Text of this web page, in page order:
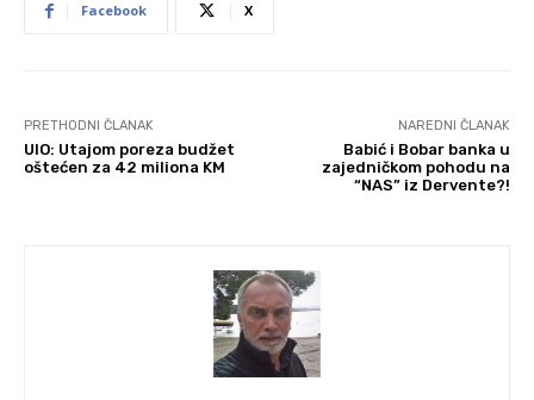
Facebook X
PRETHODNI ČLANAK
UIO: Utajom poreza budžet
oštećen za 42 miliona KM
NAREDNI ČLANAK
Babić i Bobar banka u
zajedničkom pohodu na
“NAS” iz Dervente?!